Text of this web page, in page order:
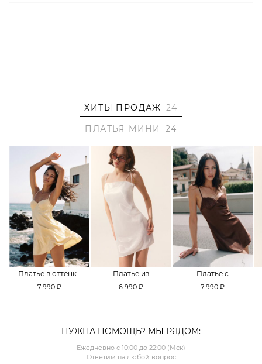
ХИТЫ ПРОДАЖ 24
ПЛАТЬЯ-МИНИ
24
Платье в оттенке
Pale Banana
7 990 ₽
Платье из
смесовой вискозы
6 990 ₽
Платье с
кружевной
7 990 ₽
НУЖНА ПОМОЩЬ? МЫ РЯДОМ:
Ежедневно с 10:00 до 22:00 (Мск)
Ответим на любой вопрос